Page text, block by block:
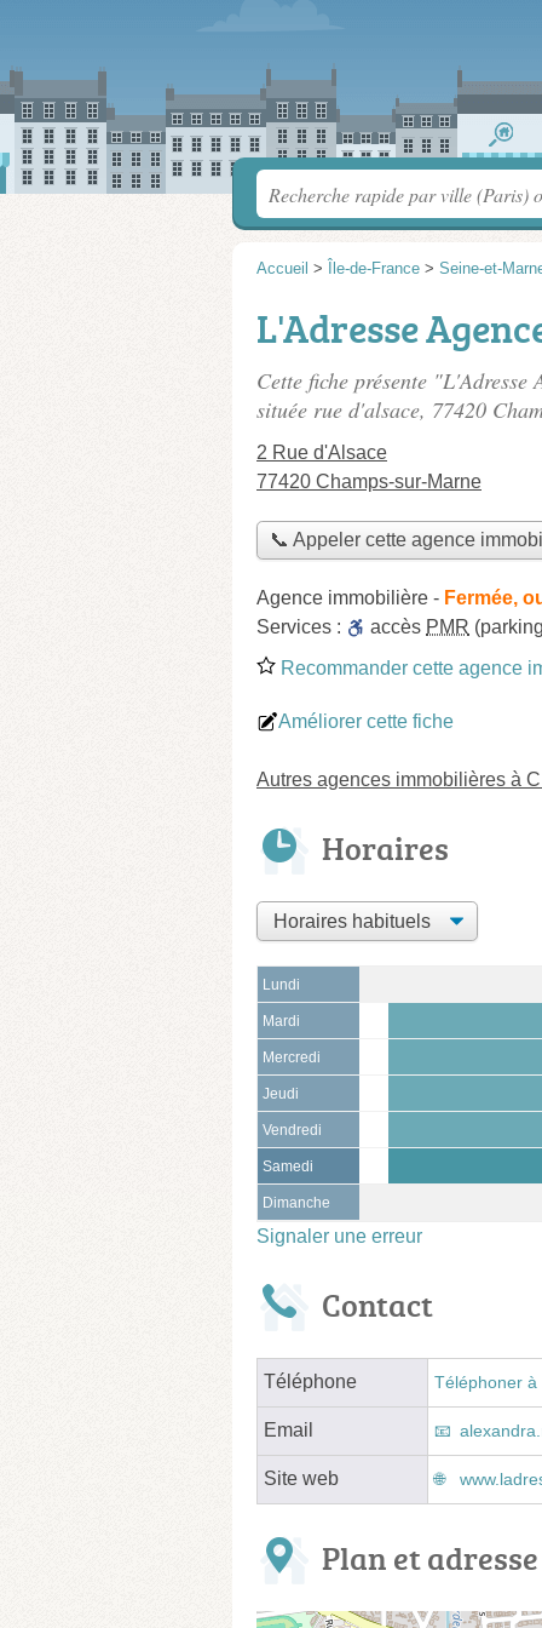
Accueil > Île-de-France > Seine-et-
L'Adresse
Cette fiche présente
située rue d'alsace, 77420
2 Rue d'Alsace
77420 Champs-sur-Marne
📞 Appeler cette agence
Agence immobilière - Fermée,
Services :
accès PMR
Recommander cette agence
Améliorer cette fiche
Autres agences immobilières à
Horaires
Lundi
Mardi
Mercredi
Jeudi
Vendredi
Samedi
Dimanche
Signaler une erreur
Contact
Téléphone Téléphoner à
Email
Site web
Plan et adresse